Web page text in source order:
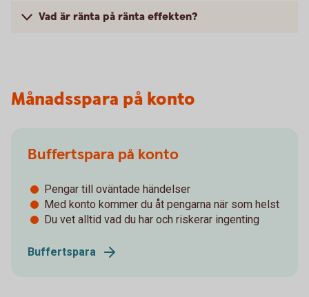
Vad är ränta på ränta effekten?
Månadsspara på konto
Buffertspara på konto
Pengar till oväntade händelser
Med konto kommer du åt pengarna när som helst
Du vet alltid vad du har och riskerar ingenting
Buffertspara